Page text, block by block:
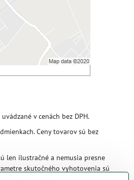
- súhlas s druhom
v novom okne
v cenách bez DPH.
Ceny tovarov sú bez
len ilustračné a nemusia presne
skutočného vyhotovenia sú